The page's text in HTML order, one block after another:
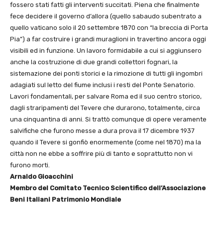
fossero stati fatti gli interventi succitati. Piena che finalmente
fece decidere il governo d’allora (quello sabaudo subentrato a
quello vaticano solo il 20 settembre 1870 con “la breccia di Porta
Pia”) a far costruire i grandi muraglioni in travertino ancora oggi
visibili ed in funzione. Un lavoro formidabile a cui si aggiunsero
anche la costruzione di due grandi collettori fognari, la
sistemazione dei ponti storici e la rimozione di tutti gli ingombri
adagiati sul letto del fiume inclusi i resti del Ponte Senatorio.
Lavori fondamentali, per salvare Roma ed il suo centro storico,
dagli straripamenti del Tevere che durarono, totalmente, circa
una cinquantina di anni. Si trattò comunque di opere veramente
salvifiche che furono messe a dura prova il 17 dicembre 1937
quando il Tevere si gonfiò enormemente (come nel 1870) ma la
città non ne ebbe a soffrire più di tanto e soprattutto non vi
furono morti.
Arnaldo Gioacchini
Membro del Comitato Tecnico Scientifico dell’Associazione
Beni Italiani Patrimonio Mondiale